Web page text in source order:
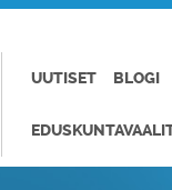
UUTISET BLOGI